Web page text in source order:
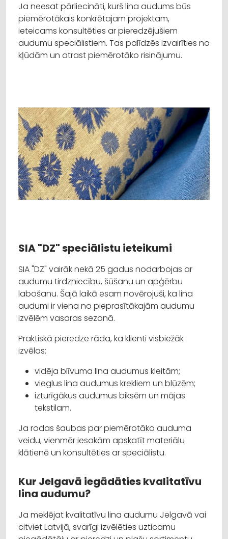
Ja neesat pārliecināti, kurš lina audums būs
piemērotākais konkrētajam projektam,
ieteicams konsultēties ar pieredzējušiem
audumu speciālistiem. Tas palīdzēs izvairīties no
kļūdām un atrast piemērotāko risinājumu.
SIA "DZ" speciālistu ieteikumi
SIA "DZ" vairāk nekā 25 gadus nodarbojas ar
audumu tirdzniecību, šūšanu un apģērbu
labošanu. Šajā laikā esam novērojuši, ka lina
audumi ir viena no pieprasītākajām audumu
izvēlēm vasaras sezonā.
Praktiskā pieredze rāda, ka klienti visbiežāk
izvēlas:
vidēja blīvuma lina audumus kleitām;
vieglus lina audumus krekliem un blūzēm;
izturīgākus audumus biksēm un mājas
tekstilam.
Ja rodas šaubas par piemērotāko auduma
veidu, vienmēr iesakām apskatīt materiālu
klātienē un konsultēties ar speciālistu.
Kur Jelgavā iegādāties kvalitatīvu
lina audumu?
Ja meklējat kvalitatīvu lina audumu Jelgavā vai
citviet Latvijā, svarīgi izvēlēties uzticamu